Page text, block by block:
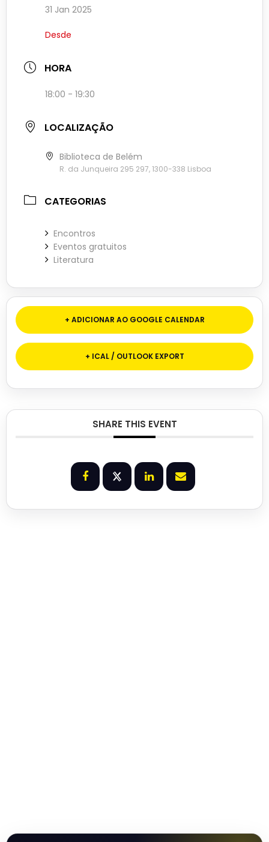
31 Jan 2025
Desde
HORA
18:00 - 19:30
LOCALIZAÇÃO
Biblioteca de Belém
R. da Junqueira 295 297, 1300-338 Lisboa
CATEGORIAS
Encontros
Eventos gratuitos
Literatura
+ ADICIONAR AO GOOGLE CALENDAR
+ ICAL / OUTLOOK EXPORT
SHARE THIS EVENT